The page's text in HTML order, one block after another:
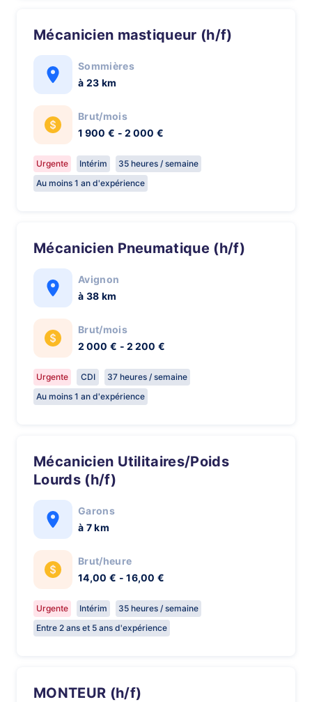
Mécanicien mastiqueur (h/f)
Sommières
à 23 km
Brut/mois
1 900 € - 2 000 €
Urgente Intérim
35 heures / semaine
Au moins 1 an d'expérience
Mécanicien Pneumatique (h/f)
Avignon
à 38 km
Brut/mois
2 000 € - 2 200 €
Urgente CDI
37 heures / semaine
Au moins 1 an d'expérience
Mécanicien Utilitaires/Poids
Lourds (h/f)
Garons
à 7 km
Brut/heure
14,00 € - 16,00 €
Urgente Intérim
35 heures / semaine
Entre 2 ans et 5 ans d'expérience
MONTEUR (h/f)